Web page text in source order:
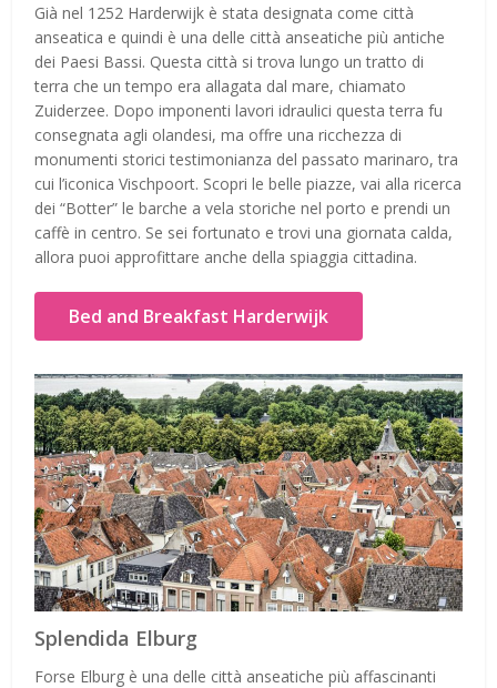
Già nel 1252 Harderwijk è stata designata come città
anseatica e quindi è una delle città anseatiche più antiche
dei Paesi Bassi. Questa città si trova lungo un tratto di
terra che un tempo era allagata dal mare, chiamato
Zuiderzee. Dopo imponenti lavori idraulici questa terra fu
consegnata agli olandesi, ma offre una ricchezza di
monumenti storici testimonianza del passato marinaro, tra
cui l’iconica Vischpoort. Scopri le belle piazze, vai alla ricerca
dei “Botter” le barche a vela storiche nel porto e prendi un
caffè in centro. Se sei fortunato e trovi una giornata calda,
allora puoi approfittare anche della spiaggia cittadina.
Bed and Breakfast Harderwijk
Splendida Elburg
Forse Elburg è una delle città anseatiche più affascinanti